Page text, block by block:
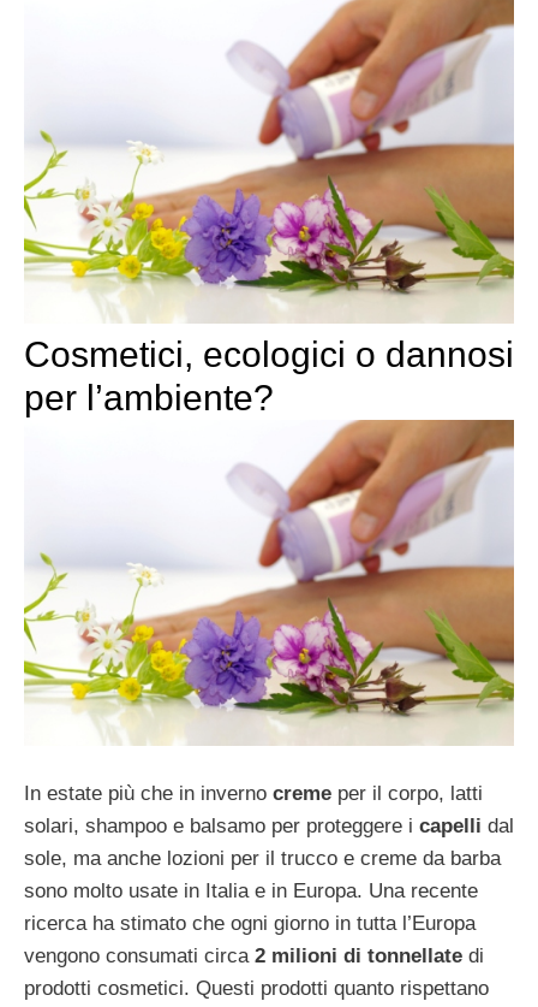
Cosmetici, ecologici o dannosi
per l’ambiente?
In estate più che in inverno creme per il corpo, latti
solari, shampoo e balsamo per proteggere i capelli dal
sole, ma anche lozioni per il trucco e creme da barba
sono molto usate in Italia e in Europa. Una recente
ricerca ha stimato che ogni giorno in tutta l’Europa
vengono consumati circa 2 milioni di tonnellate di
prodotti cosmetici. Questi prodotti quanto rispettano